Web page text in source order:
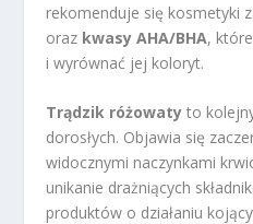
rekomenduje się kosmetyki
oraz kwasy AHA/BHA,
i wyrównać jej koloryt.
Trądzik różowaty to
dorosłych. Objawia się
widocznymi naczynkami
unikanie drażniących
produktów o działaniu